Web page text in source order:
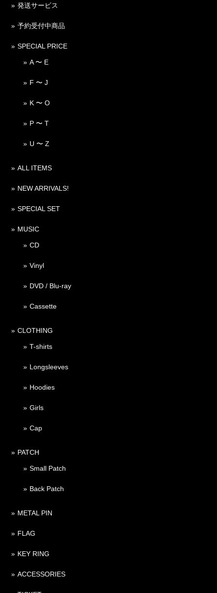
発送サービス
予約受付中商品
SPECIAL PRICE
A 〜 E
F 〜 J
K 〜 O
P 〜 T
U 〜 Z
ALL ITEMS
NEW ARRIVALS!
SPECIAL SET
MUSIC
CD
Vinyl
DVD / Blu-ray
Cassette
CLOTHING
T-shirts
Longsleeves
Hoodies
Girls
Cap
PATCH
Small Patch
Back Patch
METAL PIN
FLAG
KEY RING
ACCESSORIES